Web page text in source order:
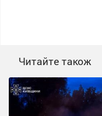
Читайте також